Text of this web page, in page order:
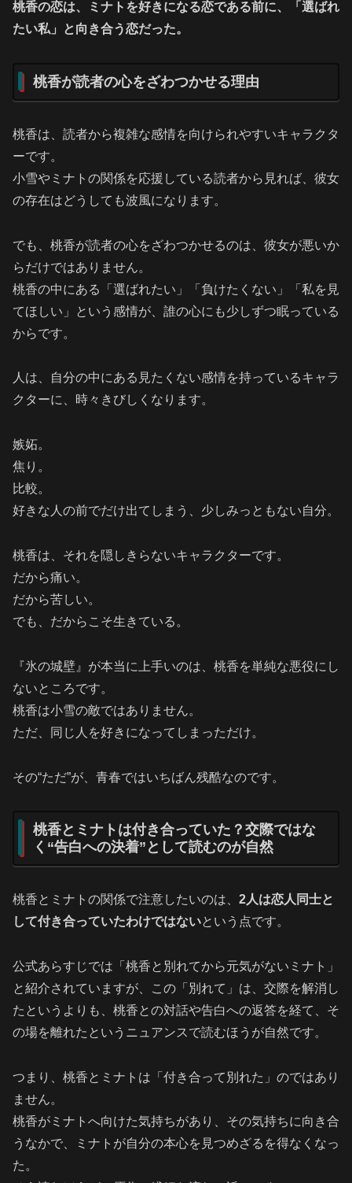
桃香の恋は、ミナトを好きになる恋である前に、「選ばれ
たい私」と向き合う恋だった。
桃香が読者の心をざわつかせる理由
桃香は、読者から複雑な感情を向けられやすいキャラクタ
ーです。
小雪やミナトの関係を応援している読者から見れば、彼女
の存在はどうしても波風になります。
でも、桃香が読者の心をざわつかせるのは、彼女が悪いか
らだけではありません。
桃香の中にある「選ばれたい」「負けたくない」「私を見
てほしい」という感情が、誰の心にも少しずつ眠っている
からです。
人は、自分の中にある見たくない感情を持っているキャラ
クターに、時々きびしくなります。
嫉妬。
焦り。
比較。
好きな人の前でだけ出てしまう、少しみっともない自分。
桃香は、それを隠しきらないキャラクターです。
だから痛い。
だから苦しい。
でも、だからこそ生きている。
『氷の城壁』が本当に上手いのは、桃香を単純な悪役にし
ないところです。
桃香は小雪の敵ではありません。
ただ、同じ人を好きになってしまっただけ。
その“ただ”が、青春ではいちばん残酷なのです。
桃香とミナトは付き合っていた？交際ではな
く“告白への決着”として読むのが自然
桃香とミナトの関係で注意したいのは、 2人は恋人同士と
して付き合っていたわけではないという点です。
公式あらすじでは「桃香と別れてから元気がないミナト」
と紹介されていますが、この「別れて」は、交際を解消し
たというよりも、桃香との対話や告白への返答を経て、そ
の場を離れたというニュアンスで読むほうが自然です。
つまり、桃香とミナトは「付き合って別れた」のではあり
ません。
桃香がミナトへ向けた気持ちがあり、その気持ちに向き合
うなかで、ミナトが自分の本心を見つめざるを得なくなっ
た。